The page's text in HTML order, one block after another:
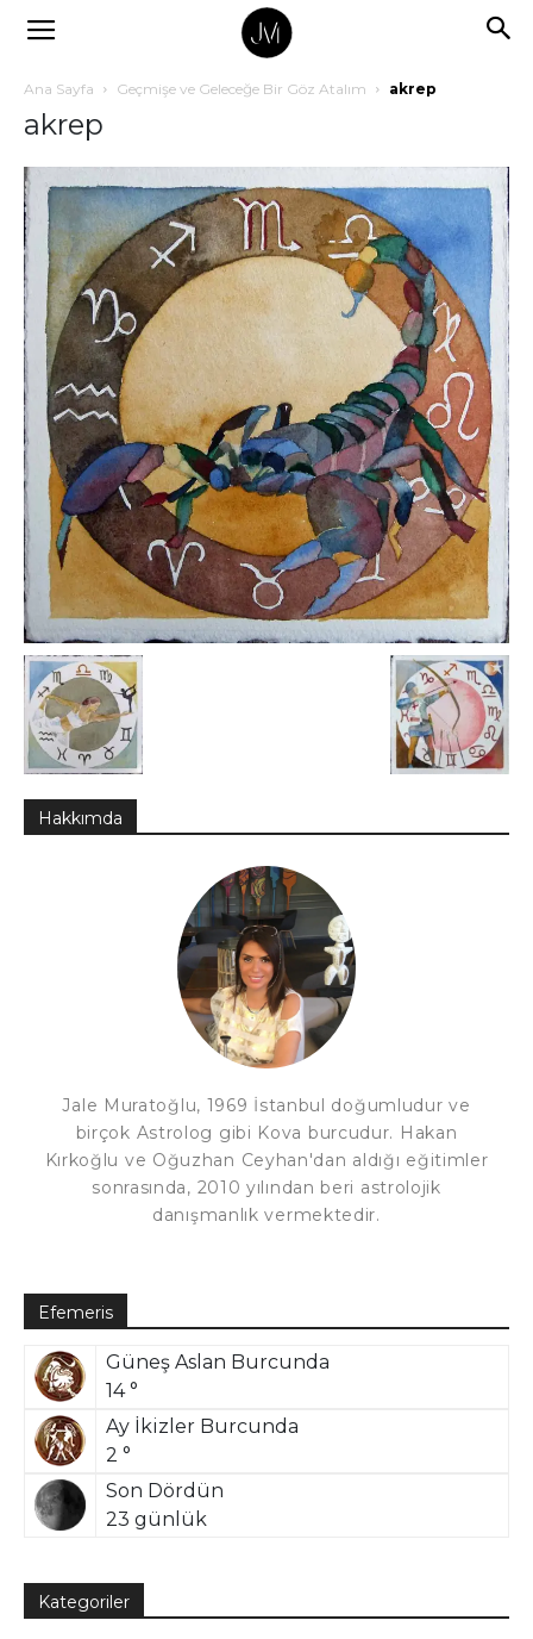
Ana Sayfa Geçmişe ve Geleceğe Bir Göz Atalım akrep
akrep
Hakkımda
Jale Muratoğlu, 1969 İstanbul doğumludur ve
birçok Astrolog gibi Kova burcudur. Hakan
Kırkoğlu ve Oğuzhan Ceyhan'dan aldığı eğitimler
sonrasında, 2010 yılından beri astrolojik
danışmanlık vermektedir.
Efemeris
Güneş Aslan Burcunda
14 °
Ay İkizler Burcunda
2 °
Son Dördün
23 günlük
Kategoriler